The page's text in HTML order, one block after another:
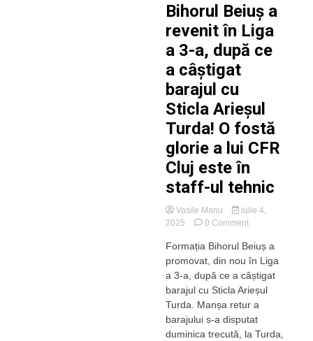
Bihorul Beiuș a
revenit în Liga
a 3-a, după ce
a câștigat
barajul cu
Sticla Arieșul
Turda! O fostă
glorie a lui CFR
Cluj este în
staff-ul tehnic
Vasile Manu
iulie 4,
2025
0 Commenton
Beiuș
a
revenit
în
Liga
a
3-
a,
Formația Bihorul Beiuș a
promovat, din nou în Liga
a 3-a, după ce a câștigat
barajul cu Sticla Arieșul
Turda. Manșa retur a
barajului s-a disputat
duminica trecută, la Turda,